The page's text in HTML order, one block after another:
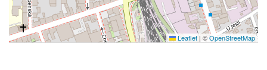
Leaflet | ©OpenStreetMap